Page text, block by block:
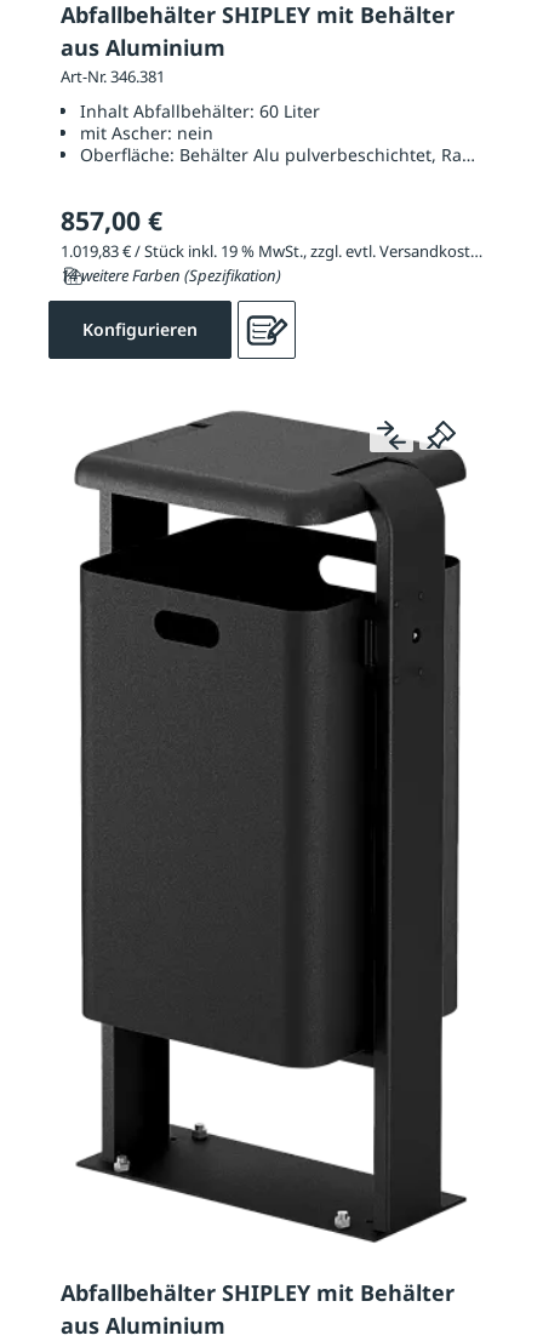
Abfallbehälter SHIPLEY mit Behälter
aus Aluminium
Art-Nr. 346.381
Inhalt Abfallbehälter: 60 Liter
mit Ascher: nein
Oberfläche: Behälter Alu pulverbeschichtet, Rahmen
857,00 €
1.019,83 € / Stück inkl. 19 % MwSt., zzgl. evtl. Versandkosten
14 weitere Farben (Spezifikation)
Konfigurieren
Abfallbehälter SHIPLEY mit Behälter
aus Aluminium